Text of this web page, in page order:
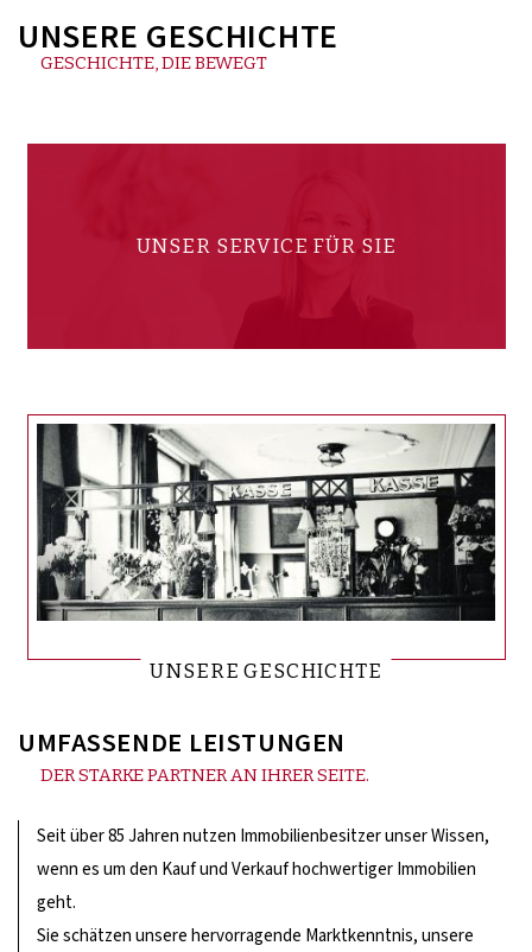
UNSERE GESCHICHTE
GESCHICHTE, DIE BEWEGT
UNSER SERVICE FÜR SIE
UNSERE GESCHICHTE
UMFASSENDE LEISTUNGEN
DER STARKE PARTNER AN IHRER SEITE.
Seit über 85 Jahren nutzen Immobilienbesitzer unser Wissen,
wenn es um den Kauf und Verkauf hochwertiger Immobilien
geht.
Sie schätzen unsere hervorragende Marktkenntnis, unsere